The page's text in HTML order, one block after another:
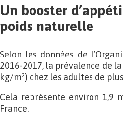
Un booster
poids naturelle
Selon les données de
2016-2017, la prévalence de
kg/m²) chez les adultes de
Cela représente environ 1,9
France.